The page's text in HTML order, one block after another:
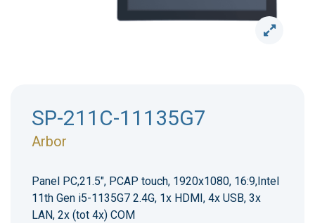
SP-211C-11135G7
Arbor
Panel PC,21.5", PCAP touch, 1920x1080, 16:9,Intel
11th Gen i5-1135G7 2.4G, 1x HDMI, 4x USB, 3x
LAN, 2x (tot 4x) COM